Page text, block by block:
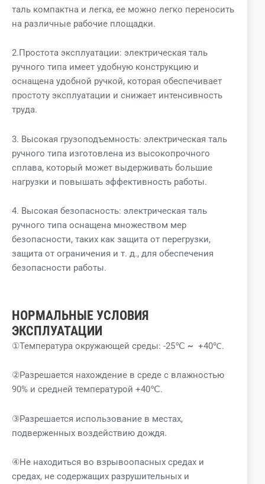
таль компактна и легка, ее можно легко переносить
на различные рабочие площадки.
2.Простота эксплуатации: электрическая таль
ручного типа имеет удобную конструкцию и
оснащена удобной ручкой, которая обеспечивает
простоту эксплуатации и снижает интенсивность
труда.
3. Высокая грузоподъемность: электрическая таль
ручного типа изготовлена ​​из высокопрочного
сплава, который может выдерживать большие
нагрузки и повышать эффективность работы.
4. Высокая безопасность: электрическая таль
ручного типа оснащена множеством мер
безопасности, таких как защита от перегрузки,
защита от ограничения и т. д., для обеспечения
безопасности работы.
НОРМАЛЬНЫЕ УСЛОВИЯ
ЭКСПЛУАТАЦИИ
①Температура окружающей среды: -25℃ ~ +40℃.
②Разрешается нахождение в среде с влажностью
90% и средней температурой +40℃.
③Разрешается использование в местах,
подверженных воздействию дождя.
④Не находиться во взрывоопасных средах и
средах, не содержащих разрушительных и